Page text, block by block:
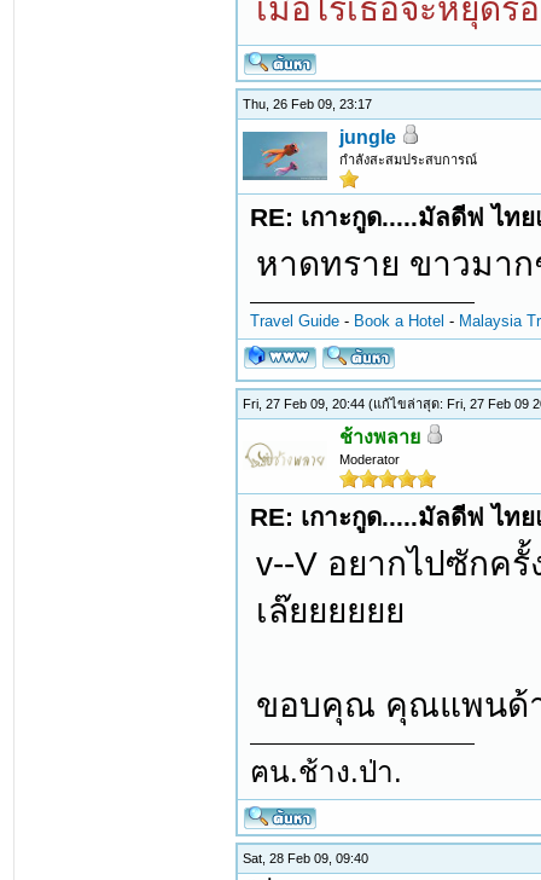
เมื่อไรเธอจะหยุด
Thu, 26 Feb 09, 23:17
jungle
กำลังสะสมประสบการณ์
RE: เกาะกูด.....มัลดีฟ ไท
หาดทราย ขาวมาก
Travel Guide - Book a Hotel - Malaysia
Fri, 27 Feb 09, 20:44(แก้ไขล่าสุด: Fri, 27 Feb 09
ช้างพลาย
Moderator
RE: เกาะกูด.....มัลดีฟ ไท
v--V อยากไปซักค
เล๊ยยยยยย
ขอบคุณ คุณแพนด้า
ฅน.ช้าง.ป่า.
Sat, 28 Feb 09, 09:40